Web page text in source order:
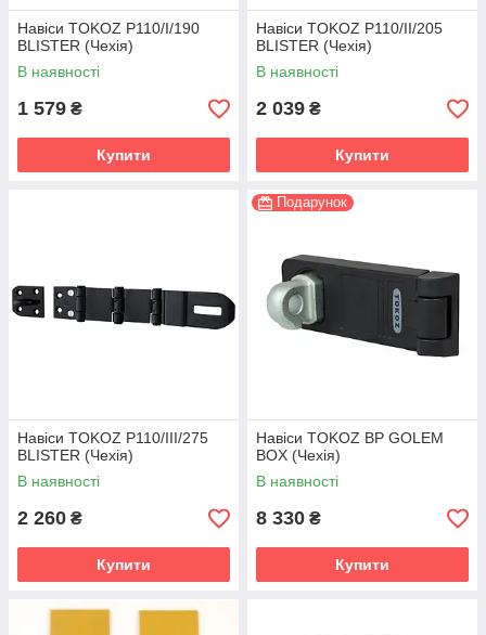
Навіси TOKOZ P110/I/190
BLISTER (Чехія)
В наявності
1 579 ₴
Купити
Навіси TOKOZ P110/II/205
BLISTER (Чехія)
В наявності
2 039 ₴
Купити
Навіси TOKOZ P110/III/275
BLISTER (Чехія)
В наявності
2 260 ₴
Купити
Подарунок
Навіси TOKOZ BP GOLEM
BOX (Чехія)
В наявності
8 330 ₴
Купити